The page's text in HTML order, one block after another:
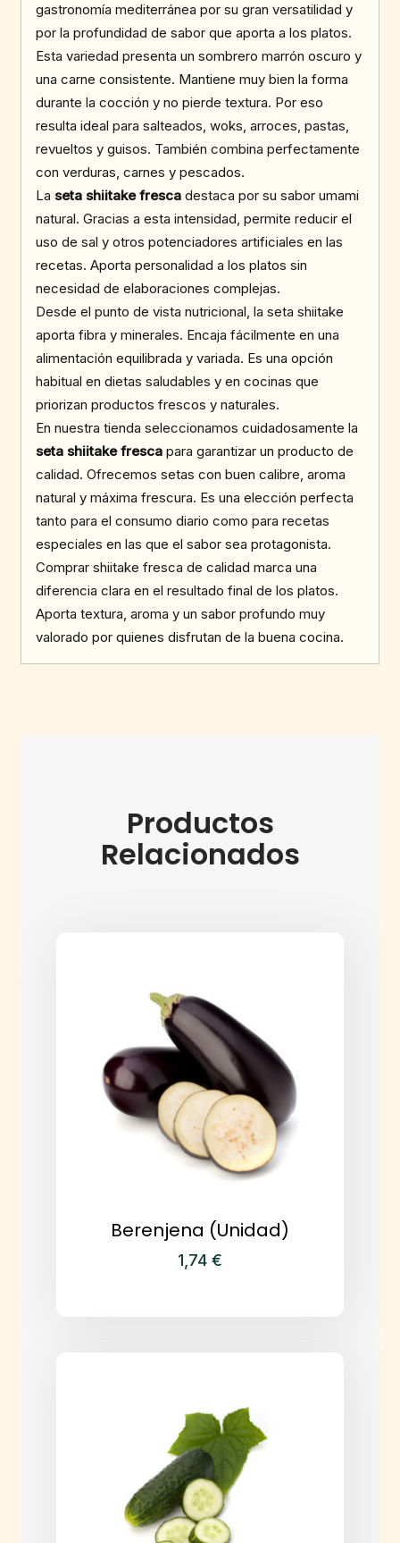
gastronomía mediterránea por su gran versatilidad y
por la profundidad de sabor que aporta a los platos.
Esta variedad presenta un sombrero marrón oscuro y
una carne consistente. Mantiene muy bien la forma
durante la cocción y no pierde textura. Por eso
resulta ideal para salteados, woks, arroces, pastas,
revueltos y guisos. También combina perfectamente
con verduras, carnes y pescados.
La seta shiitake fresca destaca por su sabor umami
natural. Gracias a esta intensidad, permite reducir el
uso de sal y otros potenciadores artificiales en las
recetas. Aporta personalidad a los platos sin
necesidad de elaboraciones complejas.
Desde el punto de vista nutricional, la seta shiitake
aporta fibra y minerales. Encaja fácilmente en una
alimentación equilibrada y variada. Es una opción
habitual en dietas saludables y en cocinas que
priorizan productos frescos y naturales.
En nuestra tienda seleccionamos cuidadosamente la
seta shiitake fresca para garantizar un producto de
calidad. Ofrecemos setas con buen calibre, aroma
natural y máxima frescura. Es una elección perfecta
tanto para el consumo diario como para recetas
especiales en las que el sabor sea protagonista.
Comprar shiitake fresca de calidad marca una
diferencia clara en el resultado final de los platos.
Aporta textura, aroma y un sabor profundo muy
valorado por quienes disfrutan de la buena cocina.
Productos
Relacionados
Berenjena (Unidad)
1,74 €